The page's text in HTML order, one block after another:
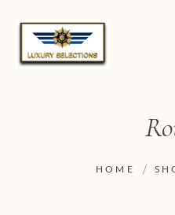
HOME